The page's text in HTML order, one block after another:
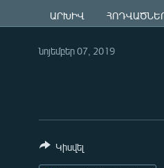
մենյուին
ՔԱՂԱՔԱԿԱՆ
ԸՆՏՐՈՒԹՅՈՒՆՆԵՐ 2026
ՂԱՐԱԲԱՂ
ԱՐԽԻՎ
նոյեմբեր 07, 2019
Կիսվել